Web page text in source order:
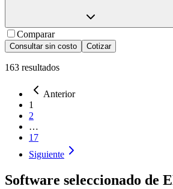
Comparar
Consultar sin costo Cotizar
163 resultados
Anterior
1
2
…
17
Siguiente
Software seleccionado de